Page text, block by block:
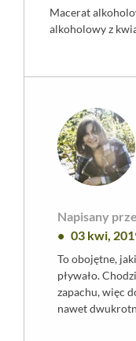
Macerat
alkoholowy z
Napisany
03 kwi,
To obojętne,
pływało.
zapachu, więc
nawet